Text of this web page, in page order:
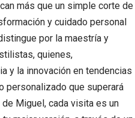
más que un simple corte de
y cuidado personal
por la maestría y
quienes,
y la innovación en tendencias
personalizado que superará
Miguel, cada visita es un